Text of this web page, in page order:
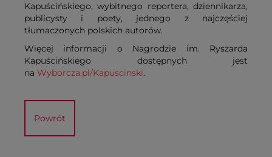
Kapuścińskiego, wybitnego reportera, dziennikarza,
publicysty i poety, jednego z najczęściej
tłumaczonych polskich autorów.
Więcej informacji o Nagrodzie im. Ryszarda
Kapuścińskiego dostępnych jest
na Wyborcza.pl/Kapuscinski.
Powrót